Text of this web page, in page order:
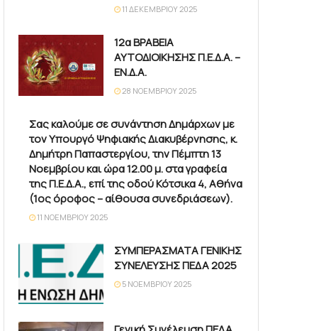
11 ΔΕΚΕΜΒΡΊΟΥ 2025
12α ΒΡΑΒΕΙΑ
ΑΥΤΟΔΙΟΙΚΗΣΗΣ Π.Ε.Δ.Α. –
ΕΝ.Δ.Α.
28 ΝΟΕΜΒΡΊΟΥ 2025
Σας καλούμε σε συνάντηση Δημάρχων με
τον Υπουργό Ψηφιακής Διακυβέρνησης, κ.
Δημήτρη Παπαστεργίου, την Πέμπτη 13
Νοεμβρίου και ώρα 12.00 μ. στα γραφεία
της Π.Ε.Δ.Α., επί της οδού Κότσικα 4, Αθήνα
(1ος όροφος – αίθουσα συνεδριάσεων).
11 ΝΟΕΜΒΡΊΟΥ 2025
ΣΥΜΠΕΡΑΣΜΑΤΑ ΓΕΝΙΚΗΣ
ΣΥΝΕΛΕΥΣΗΣ ΠΕΔΑ 2025
5 ΝΟΕΜΒΡΊΟΥ 2025